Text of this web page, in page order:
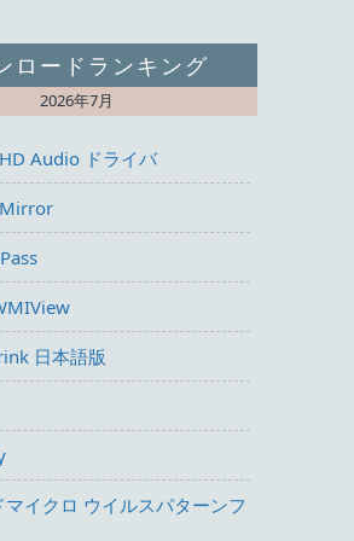
ロードランキング
2026年7月
Audio ドライバ
日本語版
マイクロ ウイルスパターンフ